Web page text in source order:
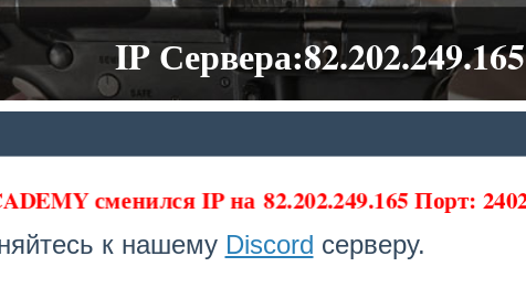
IP Сервера:82.202.249.165
сменился IP на 82.202.249.165 Порт: 2402
к нашему Discord серверу.